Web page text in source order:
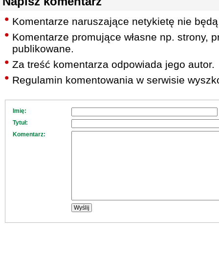
Komentarze naruszające netykietę nie
Komentarze promujące własne np. strony,
publikowane.
Za treść komentarza odpowiada jego autor.
Regulamin komentowania w serwisie
Imię:
Tytuł:
Komentarz: